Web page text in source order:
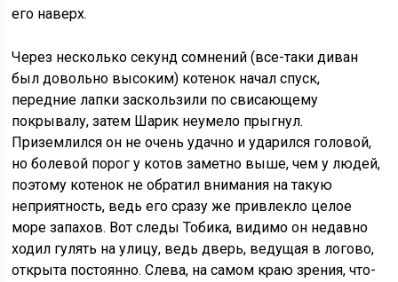
его наверх.
Через несколько секунд сомнений (все-таки диван
был довольно высоким) котенок начал спуск,
передние лапки заскользили по свисающему
покрывалу, затем Шарик неумело прыгнул.
Приземлился он не очень удачно и ударился головой,
но болевой порог у котов заметно выше, чем у людей,
поэтому котенок не обратил внимания на такую
неприятность, ведь его сразу же привлекло целое
море запахов. Вот следы Тобика, видимо он недавно
ходил гулять на улицу, ведь дверь, ведущая в логово,
открыта постоянно. Слева, на самом краю зрения, что-